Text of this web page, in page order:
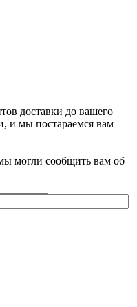
доставки до вашего
и мы постараемся вам
могли сообщить вам об